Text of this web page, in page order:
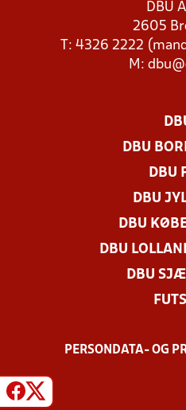
DBU
2605
T: 4326 2222
M:
DBU
DBU
DBU
DBU
DBU
DBU
PERSONDATA- OG